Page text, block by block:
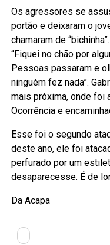
Os agressores se
portão e deixaram o
chamaram de “bichinha”.
“Fiquei no chão por
Pessoas passaram e
ninguém fez nada”.
mais próxima, onde foi
Ocorrência e
Esse foi o segundo
deste ano, ele foi
perfurado por um
desaparecesse. É de
Da Acapa